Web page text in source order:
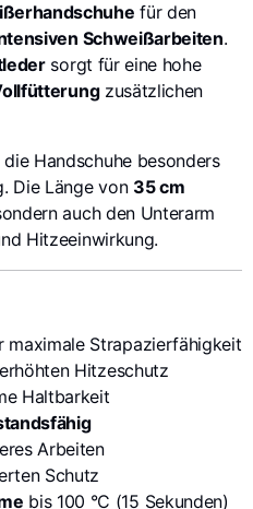
für den
Schweißarbeiten.
sorgt für eine hohe
zusätzlichen
die Handschuhe besonders
Die Länge von 35 cm
auch den Unterarm
Hitzeeinwirkung.
Strapazierfähigkeit
Hitzeschutz
Haltbarkeit
Arbeiten
Schutz
bis 100 °C (15 Sekunden)